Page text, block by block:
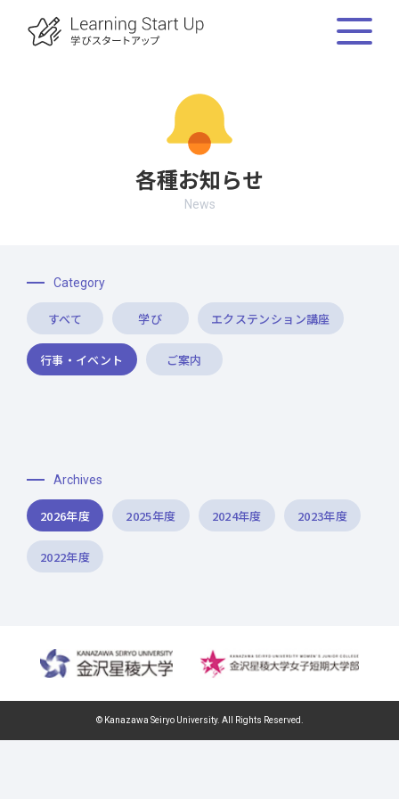
各種お知らせ
News
Category
すべて 学び エクステンション講座
行事・イベント ご案内
Archives
2026年度 2025年度 2024年度 2023年度
2022年度
© Kanazawa Seiryo University. All Rights Reserved.